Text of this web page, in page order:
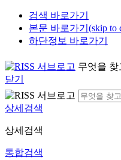
검색 바로가기
본문 바로가기(skip to
하단정보 바로가기
무엇을 찾
닫기
상세검색
상세검색
통합검색